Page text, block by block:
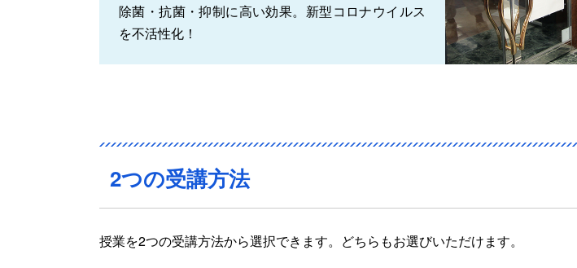
除菌・抗菌・抑制に高い効果。新型コロナウイルス
を不活性化！
2つの受講方法
授業を2つの受講方法から選択できます。どちらもお選びいただけます。